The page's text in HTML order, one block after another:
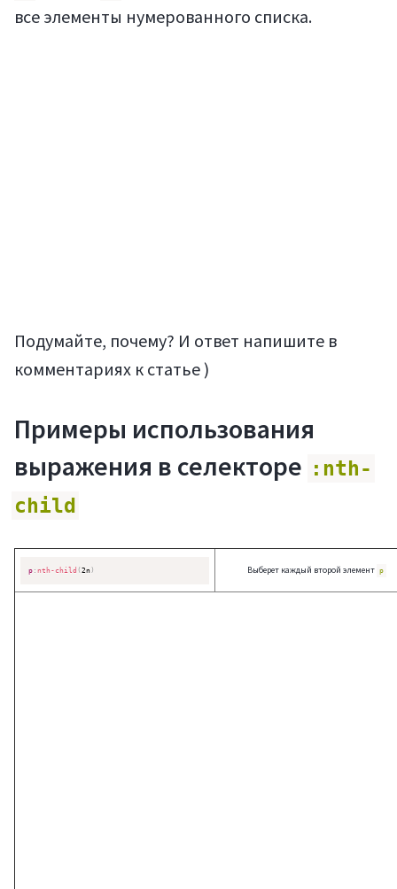
все элементы нумерованного списка.
Подумайте, почему? И ответ напишите в
комментариях к статье )
Примеры использования
выражения в селекторе :nth-
child
p : nth-child ( 2n) Выберет каждый второй элемент p